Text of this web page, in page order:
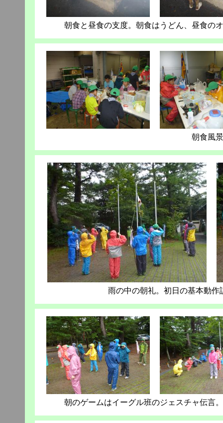
朝食と昼食の支度。朝食はうどん、昼食の
朝食風
雨の中の朝礼。初日の基本動
朝のゲームはイーグル班のジェスチャ伝言